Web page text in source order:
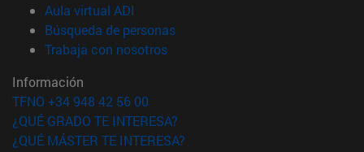
Aula virtual ADI
Búsqueda de personas(abre en nueva ventana)
Trabaja con nosotros(abre en nueva ventana)
Información
TFNO +34 948 42 56 00
¿QUÉ GRADO TE INTERESA?
¿QUÉ MÁSTER TE INTERESA?